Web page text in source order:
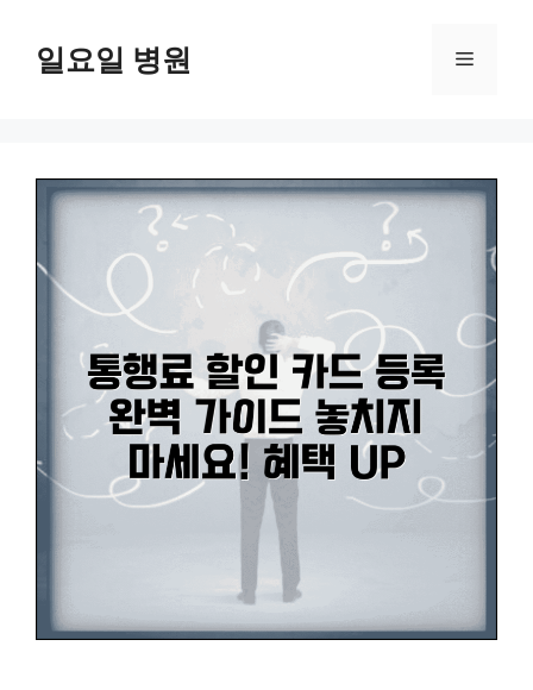
일요일 병원 메